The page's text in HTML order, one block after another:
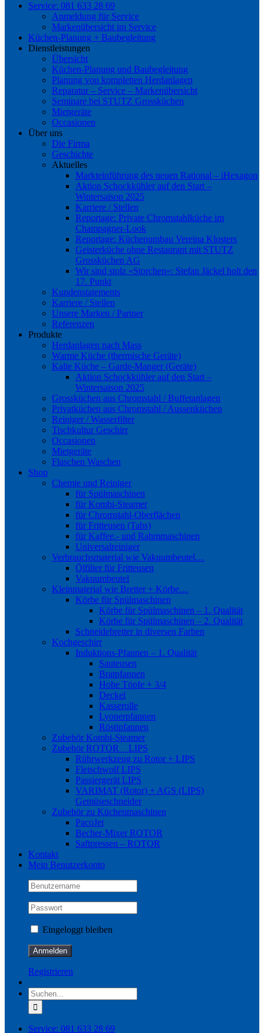
Service: 081 633 28 69
Anmeldung für Service
Markenübersicht im Service
Küchen-Planung + Baubegleitung
Dienstleistungen
Übersicht
Küchen-Planung und Baubegleitung
Planung von kompletten Herdanlagen
Reparatur – Service – Markenübersicht
Seminare bei STUTZ Grossküchen
Mietgeräte
Occasionen
Über uns
Die Firma
Geschichte
Aktuelles
Markteinführung des neuen Rational – iHexagon
Aktion Schockkühler auf den Start –
Wintersaison 2025
Karriere / Stellen
Reportage: Private Chromstahlküche im
Champagner-Look
Reportage: Küchenumbau Vereina Klosters
Geisterküche ohne Restaurant mit STUTZ
Grossküchen AG
Wir sind stolz «Storchen»: Stefan Jäckel holt den
17. Punkt
Kundenstatements
Karriere / Stellen
Unsere Marken / Partner
Referenzen
Produkte
Herdanlagen nach Mass
Warme Küche (thermische Geräte)
Kalte Küche – Garde-Manger (Geräte)
Aktion Schockkühler auf den Start –
Wintersaison 2025
Grossküchen aus Chromstahl / Buffetanlagen
Privatküchen aus Chromstahl / Aussenküchen
Reiniger / Wasserfilter
Tischkultur Geschirr
Occasionen
Mietgeräte
Flaschen Waschen
Shop
Chemie und Reiniger
für Spülmaschinen
für Kombi-Steamer
für Chromstahl-Oberflächen
für Fritteusen (Tabs)
für Kaffee.- und Rahmmaschinen
Universalreiniger
Verbrauchsmaterial wie Vakuumbeutel…
Ölfilter für Fritteusen
Vakuumbeutel
Kleinmaterial wie Bretter + Körbe…
Körbe für Spülmaschinen
Körbe für Spülmaschinen – 1. Qualität
Körbe für Spülmaschinen – 2. Qualität
Schneidebretter in diversen Farben
Kochgeschirr
Induktions-Pfannen – 1. Qualität
Sauteusen
Bratpfannen
Hohe Töpfe + 3/4
Deckel
Kasserolle
Lyonerpfannen
Röstipfannen
Zubehör Kombi-Steamer
Zubehör ROTOR _ LIPS
Rührwerkzeug zu Rotor + LIPS
Fleischwolf LIPS
Passiergerät LIPS
VARIMAT (Rotor) + AGS (LIPS)
Gemüseschneider
Zubehör zu Küchenmaschinen
PacoJet
Becher-Mixer ROTOR
Saftpressen – ROTOR
Kontakt
Mein Benutzerkonto
Eingeloggt bleiben
Registrieren
Suche
nach:
Service: 081 633 28 69